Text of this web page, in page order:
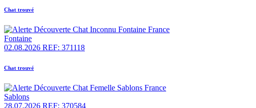
Chat trouvé
Fontaine
02.08.2026 REF: 371118
Chat trouvé
Sablons
28.07.2026 REF: 370584